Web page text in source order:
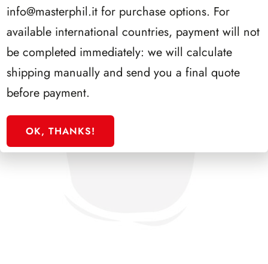
info@masterphil.it for purchase options. For
available international countries, payment will not
be completed immediately: we will calculate
shipping manually and send you a final quote
before payment.
OK, THANKS!